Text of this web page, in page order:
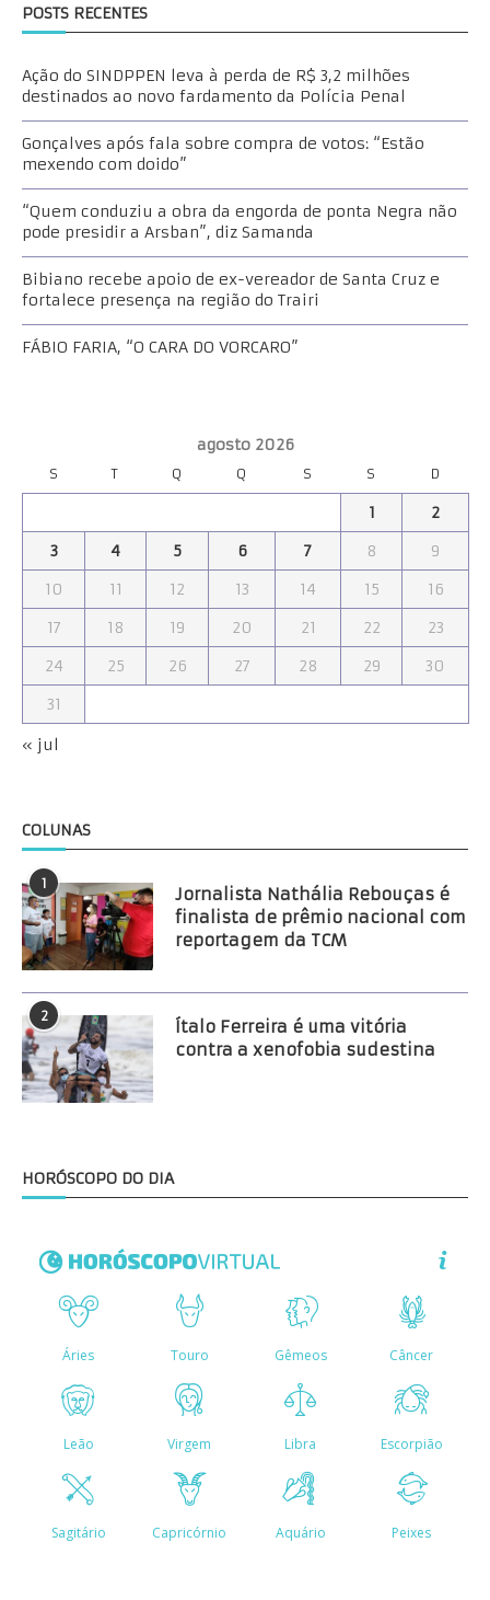
POSTS RECENTES
Ação do SINDPPEN leva à perda de R$ 3,2 milhões
destinados ao novo fardamento da Polícia Penal
Gonçalves após fala sobre compra de votos: “Estão
mexendo com doido”
“Quem conduziu a obra da engorda de ponta Negra não
pode presidir a Arsban”, diz Samanda
Bibiano recebe apoio de ex-vereador de Santa Cruz e
fortalece presença na região do Trairi
FÁBIO FARIA, “O CARA DO VORCARO”
agosto 2026
S T Q Q S S D
1
2
3
4 5 6 7 8
9
10
11 12 13 14 15
16
17
18 19 20 21 22
23
24
25 26 27 28 29
30
31
« jul
COLUNAS
1
Jornalista Nathália Rebouças é
finalista de prêmio nacional com
reportagem da TCM
2
Ítalo Ferreira é uma vitória
contra a xenofobia sudestina
HORÓSCOPO DO DIA